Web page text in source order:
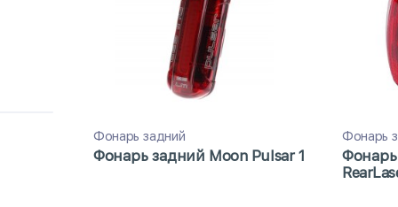
Фонарь задний
Фонарь задний Moon Pulsar 1
Фонарь
Фонарь